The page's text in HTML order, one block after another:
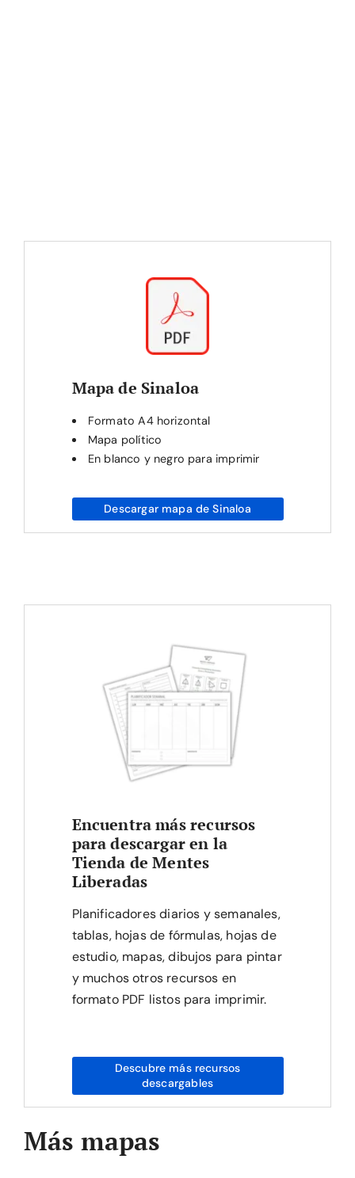
Mapa de Sinaloa
Formato A4 horizontal
Mapa político
En blanco y negro para imprimir
Descargar mapa de Sinaloa
Encuentra más recursos
para descargar en la
Tienda de Mentes
Liberadas
Planificadores diarios y semanales,
tablas, hojas de fórmulas, hojas de
estudio, mapas, dibujos para pintar
y muchos otros recursos en
formato PDF listos para imprimir.
Descubre más recursos
descargables
Más mapas